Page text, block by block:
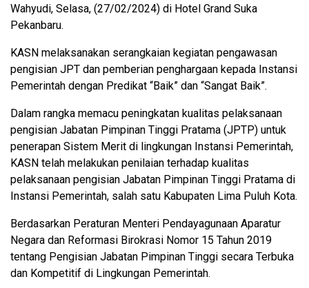
Wahyudi, Selasa, (27/02/2024) di Hotel Grand Suka
Pekanbaru.
KASN melaksanakan serangkaian kegiatan pengawasan
pengisian JPT dan pemberian penghargaan kepada Instansi
Pemerintah dengan Predikat “Baik” dan “Sangat Baik”.
Dalam rangka memacu peningkatan kualitas pelaksanaan
pengisian Jabatan Pimpinan Tinggi Pratama (JPTP) untuk
penerapan Sistem Merit di lingkungan Instansi Pemerintah,
KASN telah melakukan penilaian terhadap kualitas
pelaksanaan pengisian Jabatan Pimpinan Tinggi Pratama di
Instansi Pemerintah, salah satu Kabupaten Lima Puluh Kota.
Berdasarkan Peraturan Menteri Pendayagunaan Aparatur
Negara dan Reformasi Birokrasi Nomor 15 Tahun 2019
tentang Pengisian Jabatan Pimpinan Tinggi secara Terbuka
dan Kompetitif di Lingkungan Pemerintah.